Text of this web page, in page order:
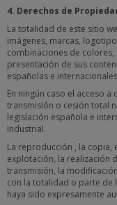
4. Derechos de
La totalidad de este sitio
imágenes, marcas,
combinaciones de
presentación de sus
españolas e
En ningún caso el acceso
transmisión o cesión total
legislación española e
Industrial.
La reproducción , la copia,
explotación, la realización
transmisión, la
con la totalidad o parte de
haya sido expresamente